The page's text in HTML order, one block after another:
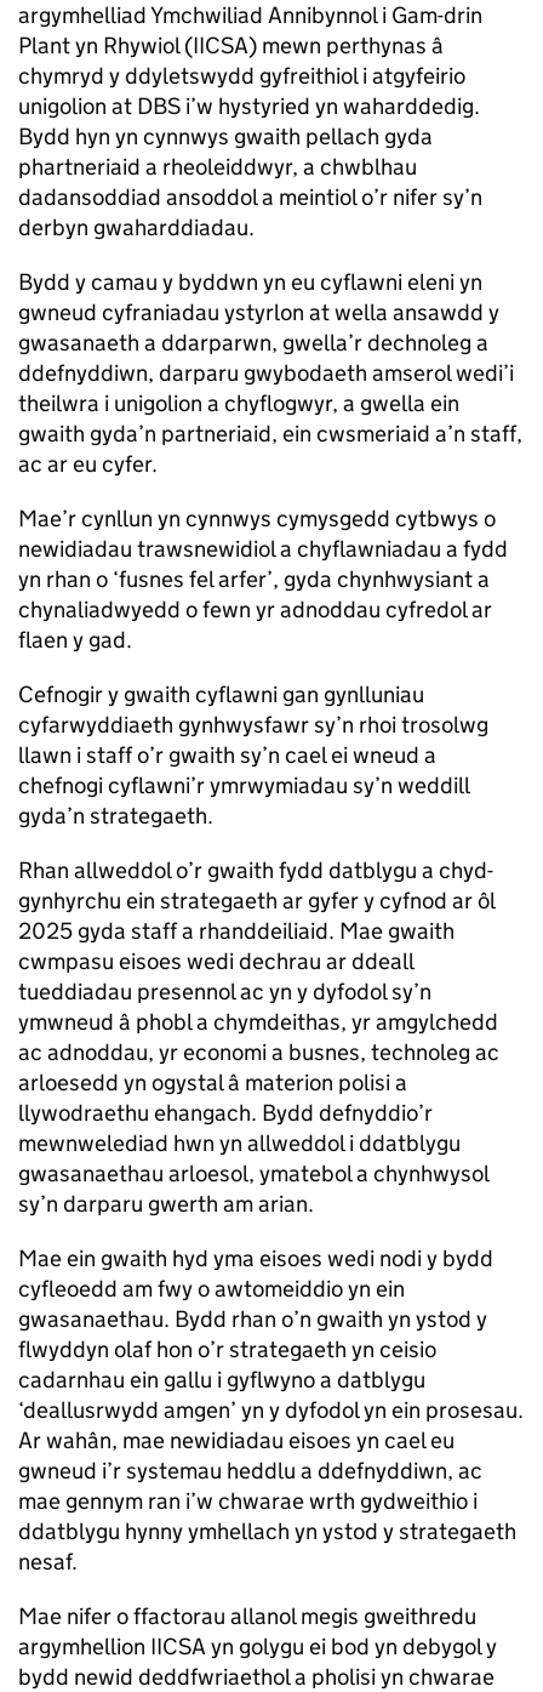
argymhelliad Ymchwiliad Annibynnol i Gam-drin
Plant yn Rhywiol (IICSA) mewn perthynas â
chymryd y ddyletswydd gyfreithiol i atgyfeirio
unigolion at DBS i’w hystyried yn waharddedig.
Bydd hyn yn cynnwys gwaith pellach gyda
phartneriaid a rheoleiddwyr, a chwblhau
dadansoddiad ansoddol a meintiol o’r nifer sy’n
derbyn gwaharddiadau.
Bydd y camau y byddwn yn eu cyflawni eleni yn
gwneud cyfraniadau ystyrlon at wella ansawdd y
gwasanaeth a ddarparwn, gwella’r dechnoleg a
ddefnyddiwn, darparu gwybodaeth amserol wedi’i
theilwra i unigolion a chyflogwyr, a gwella ein
gwaith gyda’n partneriaid, ein cwsmeriaid a’n staff,
ac ar eu cyfer.
Mae’r cynllun yn cynnwys cymysgedd cytbwys o
newidiadau trawsnewidiol a chyflawniadau a fydd
yn rhan o ‘fusnes fel arfer’, gyda chynhwysiant a
chynaliadwyedd o fewn yr adnoddau cyfredol ar
flaen y gad.
Cefnogir y gwaith cyflawni gan gynlluniau
cyfarwyddiaeth gynhwysfawr sy’n rhoi trosolwg
llawn i staff o’r gwaith sy’n cael ei wneud a
chefnogi cyflawni’r ymrwymiadau sy’n weddill
gyda’n strategaeth.
Rhan allweddol o’r gwaith fydd datblygu a chyd-
gynhyrchu ein strategaeth ar gyfer y cyfnod ar ôl
2025 gyda staff a rhanddeiliaid. Mae gwaith
cwmpasu eisoes wedi dechrau ar ddeall
tueddiadau presennol ac yn y dyfodol sy’n
ymwneud â phobl a chymdeithas, yr amgylchedd
ac adnoddau, yr economi a busnes, technoleg ac
arloesedd yn ogystal â materion polisi a
llywodraethu ehangach. Bydd defnyddio’r
mewnwelediad hwn yn allweddol i ddatblygu
gwasanaethau arloesol, ymatebol a chynhwysol
sy’n darparu gwerth am arian.
Mae ein gwaith hyd yma eisoes wedi nodi y bydd
cyfleoedd am fwy o awtomeiddio yn ein
gwasanaethau. Bydd rhan o’n gwaith yn ystod y
flwyddyn olaf hon o’r strategaeth yn ceisio
cadarnhau ein gallu i gyflwyno a datblygu
‘deallusrwydd amgen’ yn y dyfodol yn ein prosesau.
Ar wahân, mae newidiadau eisoes yn cael eu
gwneud i’r systemau heddlu a ddefnyddiwn, ac
mae gennym ran i’w chwarae wrth gydweithio i
ddatblygu hynny ymhellach yn ystod y strategaeth
nesaf.
Mae nifer o ffactorau allanol megis gweithredu
argymhellion IICSA yn golygu ei bod yn debygol y
bydd newid deddfwriaethol a pholisi yn chwarae